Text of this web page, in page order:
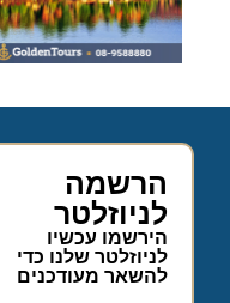
הרשמה
לניוזלטר
הירשמו עכשיו
לניוזלטר שלנו כדי
להשאר מעודכנים